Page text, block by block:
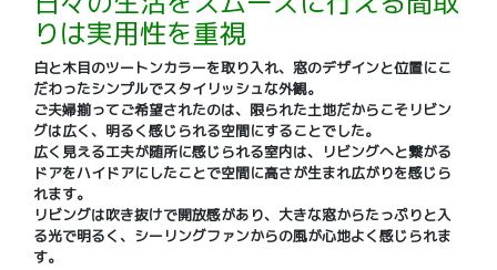
りは実用性を重視
白と木目のツートンカラーを取り入れ、窓のデザインと位置にこ
だわったシンプルでスタイリッシュな外観。
ご夫婦揃ってご希望されたのは、限られた土地だからこそリビン
グは広く、明るく感じられる空間にすることでした。
広く見える工夫が随所に感じられる室内は、リビングへと繋がる
ドアをハイドアにしたことで空間に高さが生まれ広がりを感じら
れます。
リビングは吹き抜けで開放感があり、大きな窓からたっぷりと入
る光で明るく、シーリングファンからの風が心地よく感じられま
す。